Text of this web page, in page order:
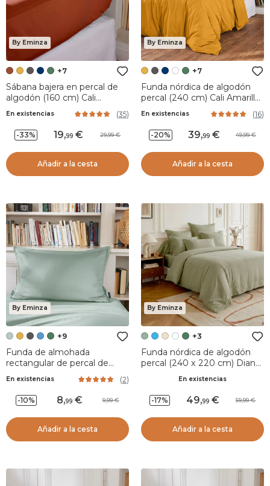
By Eminza
+7
Sábana bajera en percal de
algodón (160 cm) Cali
En existencias (35)
-33% 19,99 29,99
Añadir a la cesta
By Eminza
+7
Funda nórdica de algodón
percal (240 cm) Cali Amarillo
En existencias (16)
-20% 39,99 49,99
Añadir a la cesta
By Eminza
+9
Funda de almohada
rectangular de percal de
Verde eucalipto
En existencias (2)
-10% 8,99 9,99
Añadir a la cesta
By Eminza
+3
Funda nórdica de algodón
percal (240 x 220 cm) Diane
En existencias
-17% 49,99 59,99
Añadir a la cesta